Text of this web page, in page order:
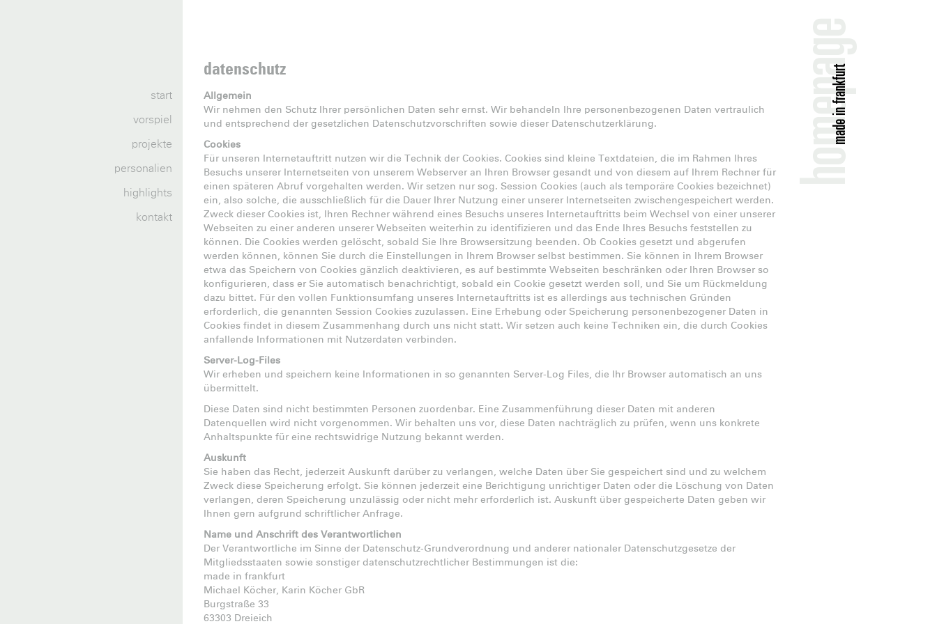
start
vorspiel
projekte
personalien
highlights
kontakt
datenschutz
Allgemein
Wir nehmen den Schutz Ihrer persönlichen Daten sehr ernst. Wir behandeln Ihre personenbezogenen Daten vertraulich
und entsprechend der gesetzlichen Datenschutzvorschriften sowie dieser Datenschutzerklärung.
Cookies
Für unseren Internetauftritt nutzen wir die Technik der Cookies. Cookies sind kleine Textdateien, die im Rahmen Ihres
Besuchs unserer Internetseiten von unserem Webserver an Ihren Browser gesandt und von diesem auf Ihrem Rechner für
einen späteren Abruf vorgehalten werden. Wir setzen nur sog. Session Cookies (auch als temporäre Cookies bezeichnet)
ein, also solche, die ausschließlich für die Dauer Ihrer Nutzung einer unserer Internetseiten zwischengespeichert werden.
Zweck dieser Cookies ist, Ihren Rechner während eines Besuchs unseres Internetauftritts beim Wechsel von einer unserer
Webseiten zu einer anderen unserer Webseiten weiterhin zu identifizieren und das Ende Ihres Besuchs feststellen zu
können. Die Cookies werden gelöscht, sobald Sie Ihre Browsersitzung beenden. Ob Cookies gesetzt und abgerufen
werden können, können Sie durch die Einstellungen in Ihrem Browser selbst bestimmen. Sie können in Ihrem Browser
etwa das Speichern von Cookies gänzlich deaktivieren, es auf bestimmte Webseiten beschränken oder Ihren Browser so
konfigurieren, dass er Sie automatisch benachrichtigt, sobald ein Cookie gesetzt werden soll, und Sie um Rückmeldung
dazu bittet. Für den vollen Funktionsumfang unseres Internetauftritts ist es allerdings aus technischen Gründen
erforderlich, die genannten Session Cookies zuzulassen. Eine Erhebung oder Speicherung personenbezogener Daten in
Cookies findet in diesem Zusammenhang durch uns nicht statt. Wir setzen auch keine Techniken ein, die durch Cookies
anfallende Informationen mit Nutzerdaten verbinden.
Server-Log-Files
Wir erheben und speichern keine Informationen in so genannten Server-Log Files, die Ihr Browser automatisch an uns
übermittelt.
Diese Daten sind nicht bestimmten Personen zuordenbar. Eine Zusammenführung dieser Daten mit anderen
Datenquellen wird nicht vorgenommen. Wir behalten uns vor, diese Daten nachträglich zu prüfen, wenn uns konkrete
Anhaltspunkte für eine rechtswidrige Nutzung bekannt werden.
Auskunft
Sie haben das Recht, jederzeit Auskunft darüber zu verlangen, welche Daten über Sie gespeichert sind und zu welchem
Zweck diese Speicherung erfolgt. Sie können jederzeit eine Berichtigung unrichtiger Daten oder die Löschung von Daten
verlangen, deren Speicherung unzulässig oder nicht mehr erforderlich ist. Auskunft über gespeicherte Daten geben wir
Ihnen gern aufgrund schriftlicher Anfrage.
Name und Anschrift des Verantwortlichen
Der Verantwortliche im Sinne der Datenschutz-Grundverordnung und anderer nationaler Datenschutzgesetze der
Mitgliedsstaaten sowie sonstiger datenschutzrechtlicher Bestimmungen ist die:
made in frankfurt
Michael Köcher, Karin Köcher GbR
Burgstraße 33
63303 Dreieich
homepage
made in frankfurt